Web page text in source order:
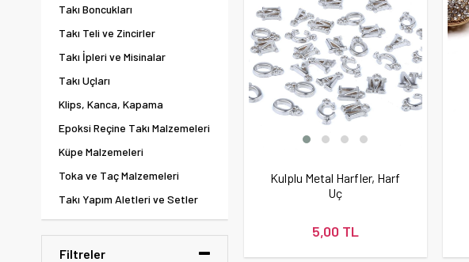
Takı Boncukları
Takı Teli ve Zincirler
Takı İpleri ve Misinalar
Takı Uçları
Klips, Kanca, Kapama
Epoksi Reçine Takı Malzemeleri
Küpe Malzemeleri
Toka ve Taç Malzemeleri
Takı Yapım Aletleri ve Setler
Yüzük Malzemeleri
Filtreler
Kulplu Metal Harfler, Harf
Uç
5,00 TL